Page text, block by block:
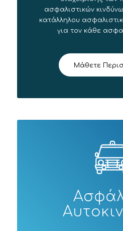
ασφαλιστικών
κατάλληλου
για τον κάθε
Μάθετε